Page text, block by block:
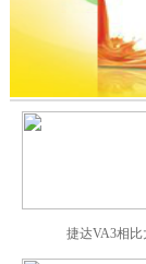
捷达VA3相比